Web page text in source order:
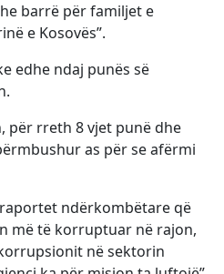
barrë për familjet e
e Kosovës”.
edhe ndaj punës së
për rreth 8 vjet punë dhe
as për se afërmi
ndërkombëtare që
më të korruptuar në rajon,
në sektorin